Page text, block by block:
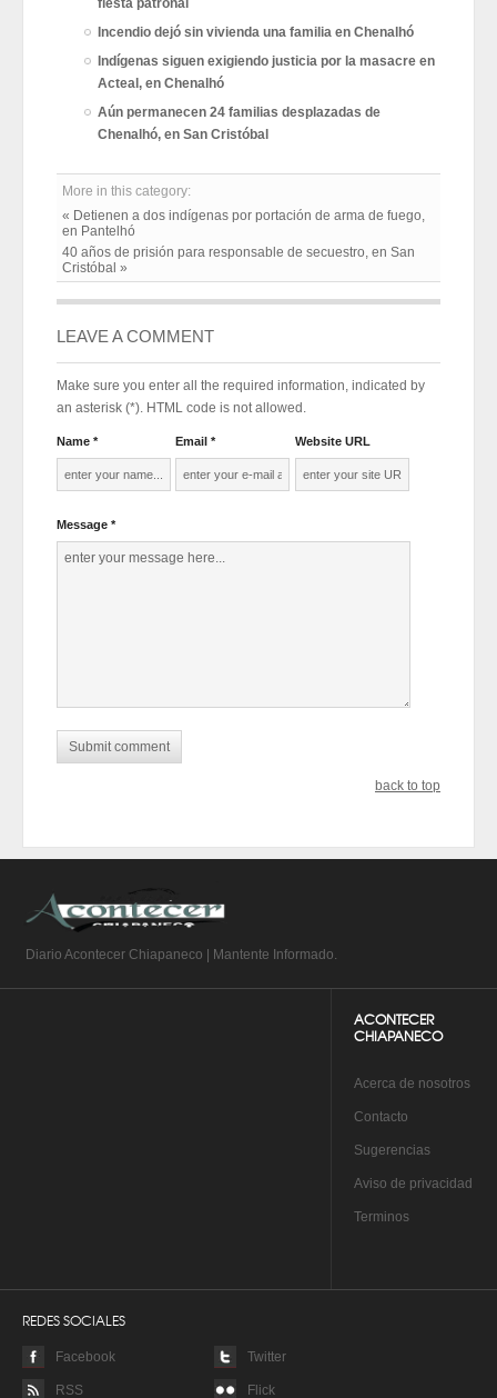
Incendio dejó sin vivienda una familia en Chenalhó
Indígenas siguen exigiendo justicia por la masacre en
Acteal, en Chenalhó
Aún permanecen 24 familias desplazadas de
Chenalhó, en San Cristóbal
More in this category:
« Detienen a dos indígenas por portación de arma de fuego,
en Pantelhó
40 años de prisión para responsable de secuestro, en San
Cristóbal »
LEAVE A COMMENT
Make sure you enter all the required information, indicated by
an asterisk (*). HTML code is not allowed.
Name * Email * Website URL
Message *
back to top
Diario Acontecer Chiapaneco | Mantente Informado.
ACONTECER
CHIAPANECO
Acerca de nosotros
Contacto
Sugerencias
Aviso de privacidad
Terminos
REDES SOCIALES
Facebook Twitter
RSS Flick